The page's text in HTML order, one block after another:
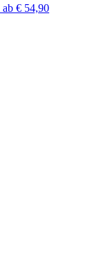
ab € 54,90